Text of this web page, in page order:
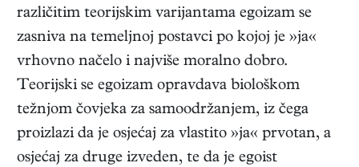
različitim teorijskim varijantama egoizam se
zasniva na temeljnoj postavci po kojoj je »ja«
vrhovno načelo i najviše moralno dobro.
Teorijski se egoizam opravdava biološkom
težnjom čovjeka za samoodržanjem, iz čega
proizlazi da je osjećaj za vlastito »ja« prvotan, a
osjećaj za druge izveden, te da je egoist